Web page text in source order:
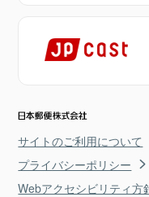
サイトのご利用について
プライバシーポリシー
Webアクセシビリティ方